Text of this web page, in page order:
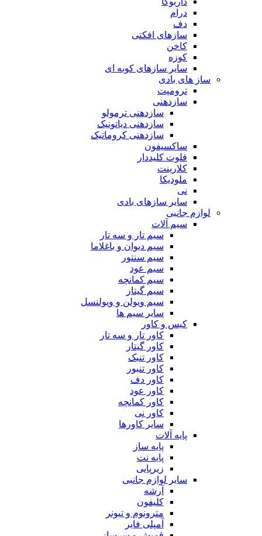
درام
دف
سازهای افکتی
کاخن
کوزه
سایر سازهای کوبه ای
ساز های بادی
ترومپت
سازدهنی
سازدهنی ترمولو
سازدهنی دیاتونیک
سازدهنی کروماتیک
ساکسیفون
فلوت کلیددار
کلارینت
ملودیکا
نی
سایر سازهای بادی
لوازم جانبی
سیم آلات
سیم تار و سه تار
سیم دیوان و باغلاما
سیم سنتور
سیم عود
سیم کمانچه
سیم گیتار
سیم ویولن و ویولنسل
سایر سیم ها
کیس و کاور
کاور تار و سه تار
کاور گیتار
کاور تنبک
کاور تنبور
کاور دف
کاور عود
کاور کمانچه
کاور نی
سایر کاورها
پایه آلات
پایه ساز
پایه نت
زیرپایی
سایر لوازم جانبی
آرشه
کلیفون
مترونوم و تیونر
آمپلی فایر